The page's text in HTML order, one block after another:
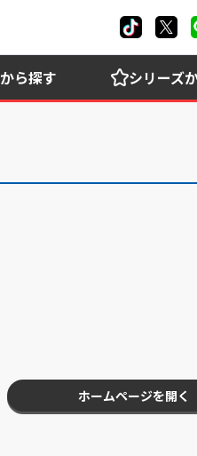
から探す シリーズ
ホームページを開く